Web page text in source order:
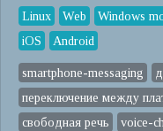
Linux Web Windows
iOS
Android
smartphone-messaging
переключение между
свободная речь
voice-